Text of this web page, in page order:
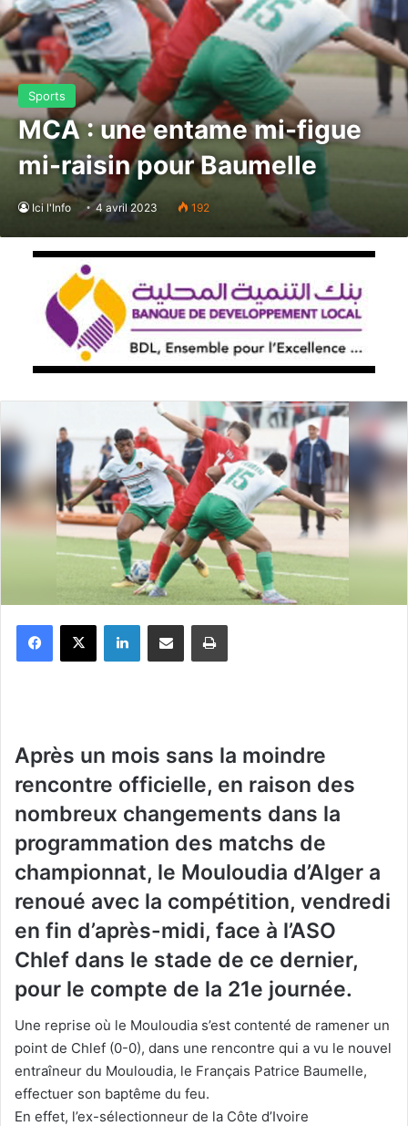
Sports
MCA : une entame mi-figue
mi-raisin pour Baumelle
Ici l'Info 4 avril 2023 192
Après un mois sans la moindre
rencontre officielle, en raison des
nombreux changements dans la
programmation des matchs de
championnat, le Mouloudia d’Alger a
renoué avec la compétition, vendredi
en fin d’après-midi, face à l’ASO
Chlef dans le stade de ce dernier,
pour le compte de la 21e journée.
Une reprise où le Mouloudia s’est contenté de ramener un
point de Chlef (0-0), dans une rencontre qui a vu le nouvel
entraîneur du Mouloudia, le Français Patrice Baumelle,
effectuer son baptême du feu.
En effet, l’ex-sélectionneur de la Côte d’Ivoire